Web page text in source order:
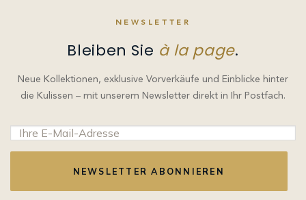
NEWSLETTER
Bleiben Sie à la page.
Neue Kollektionen, exklusive Vorverkäufe und Einblicke hinter
die Kulissen – mit unserem Newsletter direkt in Ihr Postfach.
NEWSLETTER ABONNIEREN